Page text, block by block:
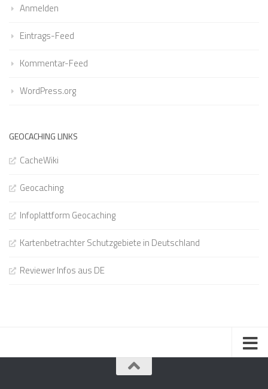
Anmelden
Eintrags-Feed
Kommentar-Feed
WordPress.org
GEOCACHING LINKS
CacheWiki
Geocaching
Infoplattform Geocaching
Kartenbetrachter Schutzgebiete in Deutschland
Reviewer Infos aus DE